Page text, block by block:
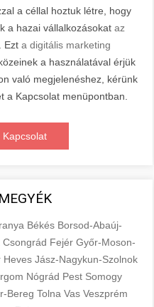
a céllal hoztuk létre, hogy
a hazai vállalkozásokat az
. Ezt a digitális marketing
a használatával érjük
való megjelenéshez, kérünk
a Kapcsolat menüpontban.
Kapcsolat
MEGYÉK
Békés Borsod-Abaúj-
Csongrád Fejér Győr-Moson-
Heves Jász-Nagykun-Szolnok
Nógrád Pest Somogy
Bereg Tolna Vas Veszprém